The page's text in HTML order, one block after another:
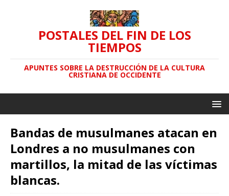
POSTALES DEL FIN DE LOS
TIEMPOS
APUNTES SOBRE LA DESTRUCCIÓN DE LA CULTURA
CRISTIANA DE OCCIDENTE
Bandas de musulmanes atacan en
Londres a no musulmanes con
martillos, la mitad de las víctimas
blancas.